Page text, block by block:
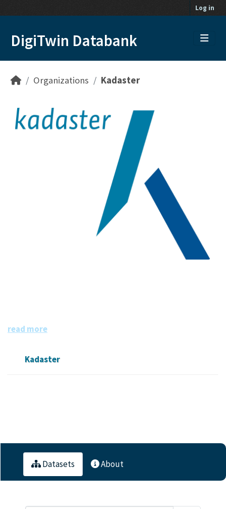
Log in
DigiTwin Databank
Organizations Kadaster
read more
Kadaster
Datasets About